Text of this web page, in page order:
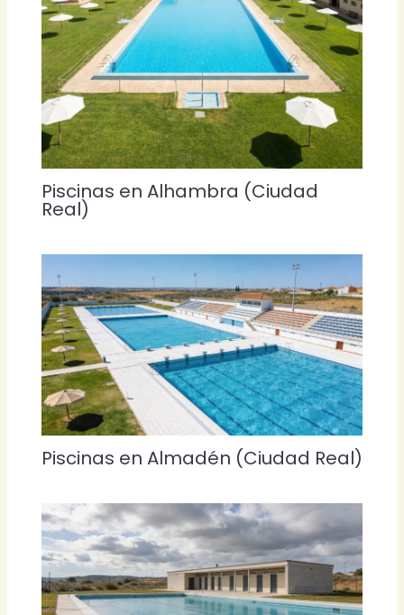
Piscinas en Alhambra (Ciudad
Real)
Piscinas en Almadén (Ciudad Real)